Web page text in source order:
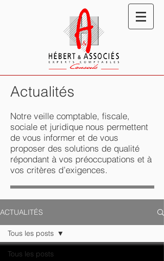
Actualités
Notre veille comptable, fiscale,
sociale et juridique nous permettent
de vous informer et de vous
proposer des solutions de qualité
répondant à vos préoccupations et à
vos critères d’exigences.
ACTUALITÉS
Tous les posts
Tous les posts